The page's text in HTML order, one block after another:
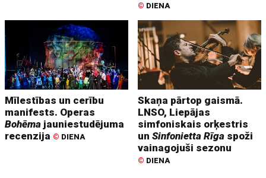
© DIENA
Mīlestības un cerību
manifests. Operas
Bohēma jauniestudējuma
recenzija © DIENA
Skaņa pārtop gaismā.
LNSO, Liepājas
simfoniskais orķestris
unSinfonietta Rīga spoži
vainagojuši sezonu
© DIENA